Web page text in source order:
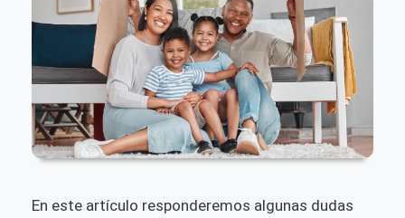
En este artículo responderemos algunas dudas